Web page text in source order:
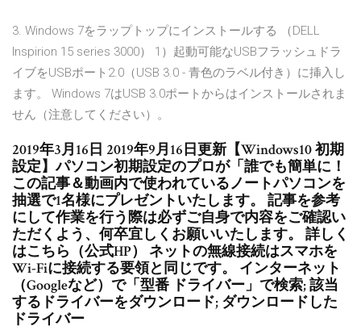
3. Windows 7をラップトップにインストールする （DELL
Inspirion 15 series 3000） 1）起動可能なUSBフラッシュドラ
イブをUSBポート2.0（USB 3.0 - 青色のラベル付き）に挿入し
ます。 Windows 7はUSB 3.0ポートからはインストールされま
せん（注意してください）。
2019年3月16日 2019年9月16日更新【Windows10 初期
設定】パソコン初期設定のプロが「誰でも簡単に！
この記事＆動画内で使われているノートパソコンを
抽選で1名様にプレゼントいたします。 記事を参考
にして作業を行う際は必ずご自身で内容をご確認い
ただくよう、何卒宜しくお願いいたします。 詳しく
はこちら（公式HP） ネットの無線接続はスマホを
Wi-Fiに接続する要領と同じです。 インターネット
（Googleなど）で「型番 ドライバー」で検索; 該当
するドライバーをダウンロード; ダウンロードした
ドライバー